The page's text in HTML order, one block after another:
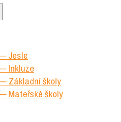
Jesle
Inkluze
Základní školy
Mateřské školy